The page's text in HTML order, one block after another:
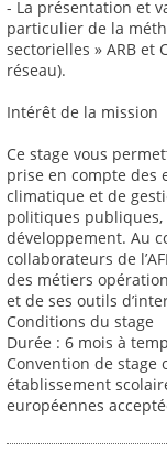
- La présentation et
particulier de la
sectorielles » ARB et
réseau).
Intérêt de la mission
Ce stage vous
prise en compte des
climatique et de
politiques
développement. Au
collaborateurs de
des métiers
et de ses outils
Conditions du stage
Durée : 6 mois à
Convention de
établissement
européennes